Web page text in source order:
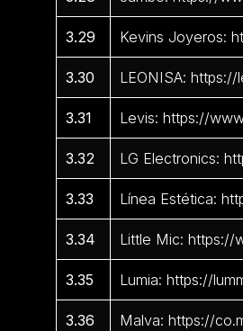
3.29 Kevins Joyeros:
3.30 LEONISA: https://
3.31 Levis: https://
3.32 LG Electronics:
3.33 Línea Estética:
3.34 Little Mic: https://
3.35 Lumia: https://
3.36 Malva: https://